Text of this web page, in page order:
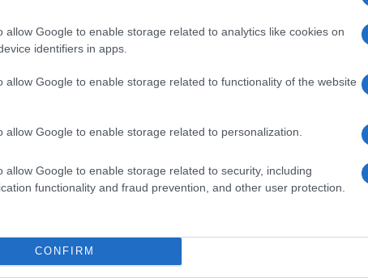
allow Google to enable storage related to analytics like cookies on
identifiers in apps.
allow Google to enable storage related to functionality of the website
allow Google to enable storage related to personalization.
allow Google to enable storage related to security, including
functionality and fraud prevention, and other user protection.
CONFIRM
είναι αυτή που μένει μετά τη λήξη του αγώνα.